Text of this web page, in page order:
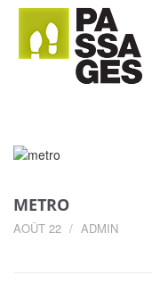
METRO
AOÛT 22 ADMIN